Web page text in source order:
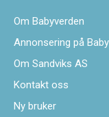
Om Babyverden
Annonsering på
Om Sandviks AS
Kontakt oss
Ny bruker